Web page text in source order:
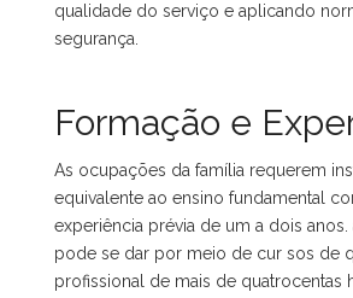
qualidade do serviço e aplicando
segurança.
Formação e
As ocupações da família requerem
equivalente ao ensino fundamental
experiência prévia de um a dois
pode se dar por meio de cur sos de
profissional de mais de quatrocentas